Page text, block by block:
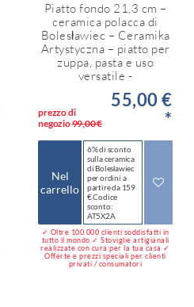
Piatto fondo 21,3 cm –
ceramica polacca di
Bolesławiec – Ceramika
Artystyczna – piatto per
zuppa, pasta e uso
versatile -
prezzo di
negozio99,00 €
55,00 €
*
Nel
carrello
6% di sconto
sulla ceramica
di Bolesławiec
per ordini a
partire da 159
€ Codice
sconto:
AT5X2A
✓ Oltre 100.000 clienti soddisfatti in
tutto il mondo ✓ Stoviglie artigianali
realizzate con cura per la tua casa ✓
Offerte e prezzi speciali per clienti
privati / consumatori